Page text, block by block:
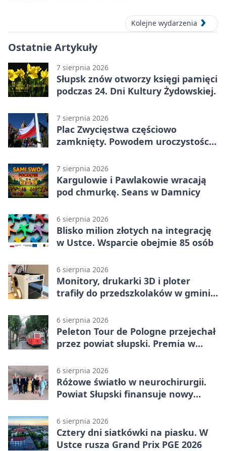
Kolejne wydarzenia
Ostatnie Artykuły
7 sierpnia 2026
Słupsk znów otworzy księgi pamięci
podczas 24. Dni Kultury Żydowskiej.
7 sierpnia 2026
Plac Zwycięstwa częściowo
zamknięty. Powodem uroczystości
7 sierpnia 2026
Kargulowie i Pawlakowie wracają
pod chmurkę. Seans w Damnicy
6 sierpnia 2026
Blisko milion złotych na integrację
w Ustce. Wsparcie obejmie 85 osób
6 sierpnia 2026
Monitory, drukarki 3D i ploter
trafiły do przedszkolaków w gminie
6 sierpnia 2026
Peleton Tour de Pologne przejechał
przez powiat słupski. Premia w
6 sierpnia 2026
Różowe światło w neurochirurgii.
Powiat Słupski finansuje nowy
6 sierpnia 2026
Cztery dni siatkówki na piasku. W
Ustce rusza Grand Prix PGE 2026